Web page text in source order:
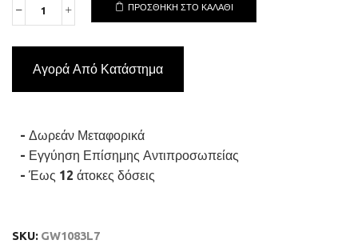
GUESS
CECELIA
Ρολόι
ΠΡΟΣΘΉΚΗ ΣΤΟ ΚΑΛΆΘΙ
Αγορά Από Κατάστημα
- Δωρεάν Μεταφορικά
- Εγγύηση Επίσημης Αντιπροσωπείας
- Έως 12 άτοκες δόσεις
SKU: GW1083L7